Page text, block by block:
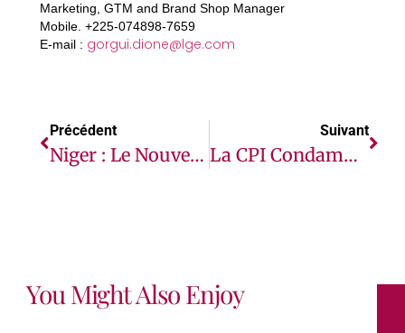
Marketing, GTM and Brand Shop Manager
Mobile. +225-074898-7659
E-mail : gorgui.dione@lge.com
Précédent
Niger : Le Nouveau Gouvernement Devrait Enquêter Sur Les Massacres
Suivant
La CPI Condamne L’ancien Commandant De La LRA Dominic Ongwen À 25 Ans De Prison
You Might Also Enjoy